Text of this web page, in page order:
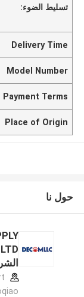
تسليط الضوء:
Delivery Time
Model Number
Payment Terms
Place of Origin
حول نا